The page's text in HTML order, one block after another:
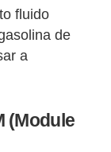
fluido
de
a
(Module